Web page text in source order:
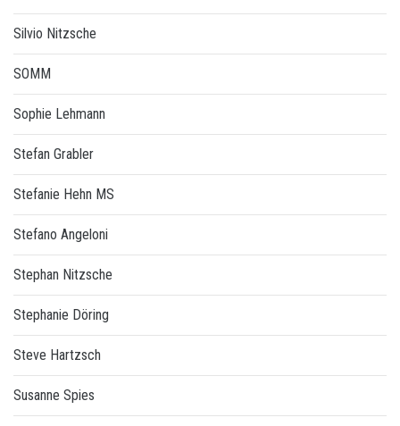
Silvio Nitzsche
SOMM
Sophie Lehmann
Stefan Grabler
Stefanie Hehn MS
Stefano Angeloni
Stephan Nitzsche
Stephanie Döring
Steve Hartzsch
Susanne Spies